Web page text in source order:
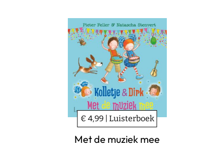
€ 4,99 | Luisterboek
Met de muziek mee